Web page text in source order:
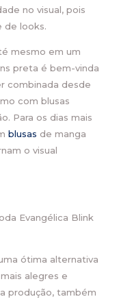
no visual, pois
de looks.
mesmo em um
preta é bem-vinda
combinada desde
com blusas
Para os dias mais
blusas de manga
o visual
ótima alternativa
alegres e
produção, também